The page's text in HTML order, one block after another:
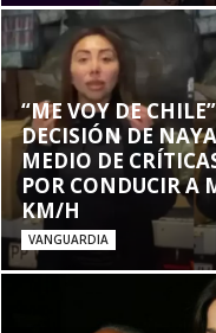
“ME VOY DE
DECISIÓN DE
MEDIO DE
POR CONDUCIR A
KM/H
VANGUARDIA